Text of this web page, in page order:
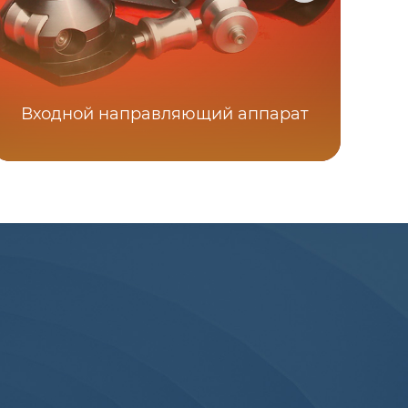
Входной направляющий аппарат